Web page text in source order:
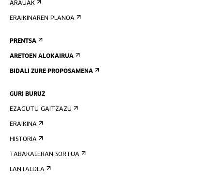
ARAUAK
ERAIKINAREN PLANOA
PRENTSA
ARETOEN ALOKAIRUA
BIDALI ZURE PROPOSAMENA
GURI BURUZ
EZAGUTU GAITZAZU
ERAIKINA
HISTORIA
TABAKALERAN SORTUA
LANTALDEA